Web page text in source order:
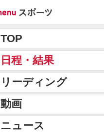
TOP
日程・結果
リーディング
動画
ニュース